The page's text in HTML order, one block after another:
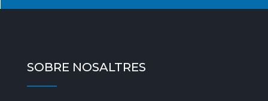
SOBRE NOSALTRES